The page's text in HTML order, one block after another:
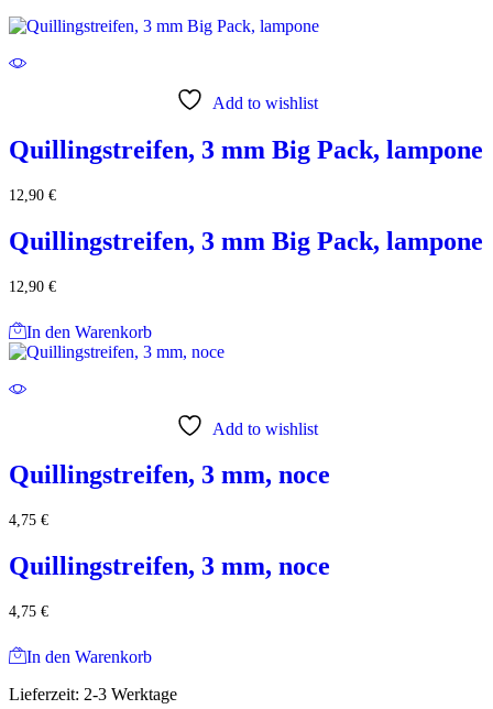
Add to wishlist
Quillingstreifen, 3 mm Big Pack, lampone
12,90 €
Quillingstreifen, 3 mm Big Pack, lampone
12,90 €
In den Warenkorb
Add to wishlist
Quillingstreifen, 3 mm, noce
4,75 €
Quillingstreifen, 3 mm, noce
4,75 €
In den Warenkorb
Lieferzeit: 2-3 Werktage